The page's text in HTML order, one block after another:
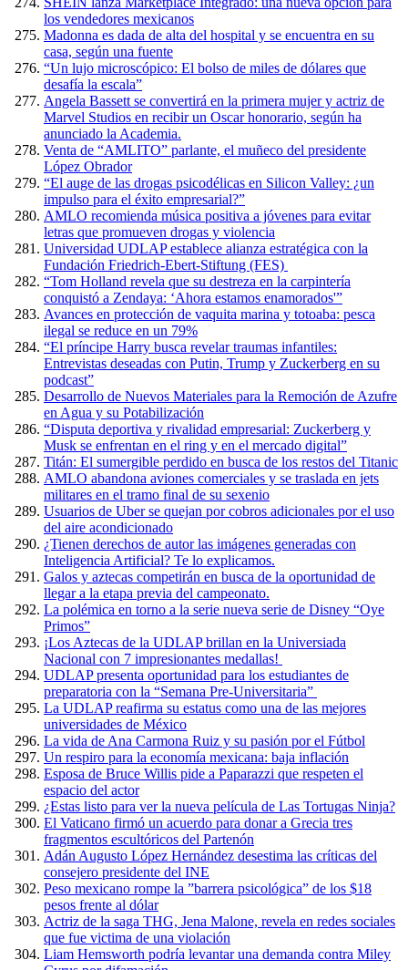
los vendedores mexicanos
Madonna es dada de alta del hospital y se encuentra en su
casa, según una fuente
“Un lujo microscópico: El bolso de miles de dólares que
desafía la escala”
Angela Bassett se convertirá en la primera mujer y actriz de
Marvel Studios en recibir un Oscar honorario, según ha
anunciado la Academia.
Venta de “AMLITO” parlante, el muñeco del presidente
López Obrador
“El auge de las drogas psicodélicas en Silicon Valley: ¿un
impulso para el éxito empresarial?”
AMLO recomienda música positiva a jóvenes para evitar
letras que promueven drogas y violencia
Universidad UDLAP establece alianza estratégica con la
Fundación Friedrich-Ebert-Stiftung (FES)
“Tom Holland revela que su destreza en la carpintería
conquistó a Zendaya: ‘Ahora estamos enamorados'”
Avances en protección de vaquita marina y totoaba: pesca
ilegal se reduce en un 79%
“El príncipe Harry busca revelar traumas infantiles:
Entrevistas deseadas con Putin, Trump y Zuckerberg en su
podcast”
Desarrollo de Nuevos Materiales para la Remoción de Azufre
en Agua y su Potabilización
“Disputa deportiva y rivalidad empresarial: Zuckerberg y
Musk se enfrentan en el ring y en el mercado digital”
Titán: El sumergible perdido en busca de los restos del Titanic
AMLO abandona aviones comerciales y se traslada en jets
militares en el tramo final de su sexenio
Usuarios de Uber se quejan por cobros adicionales por el uso
del aire acondicionado
¿Tienen derechos de autor las imágenes generadas con
Inteligencia Artificial? Te lo explicamos.
Galos y aztecas competirán en busca de la oportunidad de
llegar a la etapa previa del campeonato.
La polémica en torno a la serie nueva serie de Disney “Oye
Primos”
¡Los Aztecas de la UDLAP brillan en la Universiada
Nacional con 7 impresionantes medallas!
UDLAP presenta oportunidad para los estudiantes de
preparatoria con la “Semana Pre-Universitaria”
La UDLAP reafirma su estatus como una de las mejores
universidades de México
La vida de Ana Carmona Ruiz y su pasión por el Fútbol
Un respiro para la economía mexicana: baja inflación
Esposa de Bruce Willis pide a Paparazzi que respeten el
espacio del actor
¿Estas listo para ver la nueva película de Las Tortugas Ninja?
El Vaticano firmó un acuerdo para donar a Grecia tres
fragmentos escultóricos del Partenón
Adán Augusto López Hernández desestima las críticas del
consejero presidente del INE
Peso mexicano rompe la ”barrera psicológica” de los $18
pesos frente al dólar
Actriz de la saga THG, Jena Malone, revela en redes sociales
que fue victima de una violación
Liam Hemsworth podría levantar una demanda contra Miley